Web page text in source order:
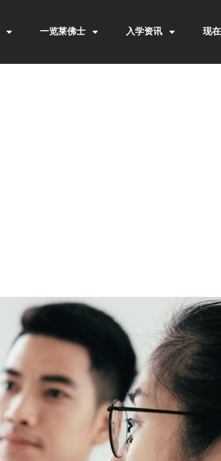
一览莱佛士 入学资讯 现